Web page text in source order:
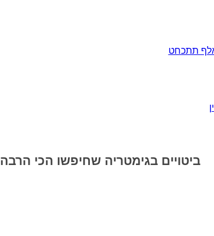
תתכחט
ביטויים בגימטריה שחיפשו הכי הרבה